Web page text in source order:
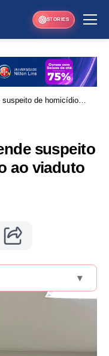
STORIES
suspeito de homicídio
suspeito
ao viaduto
▾